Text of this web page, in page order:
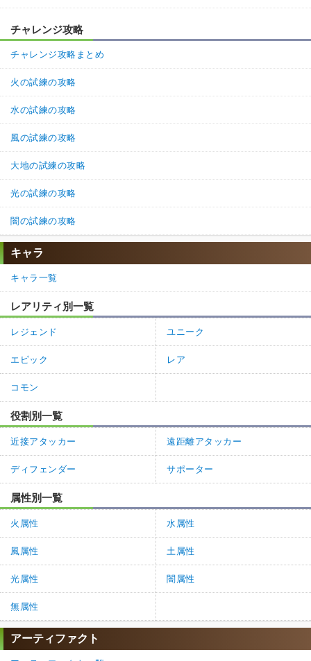
チャレンジ攻略
チャレンジ攻略まとめ
火の試練の攻略
水の試練の攻略
風の試練の攻略
大地の試練の攻略
光の試練の攻略
闇の試練の攻略
キャラ
キャラ一覧
レアリティ別一覧
レジェンド ユニーク
エピック レア
コモン
役割別一覧
近接アタッカー 遠距離アタッカー
ディフェンダー サポーター
属性別一覧
火属性 水属性
風属性 土属性
光属性 闇属性
無属性
アーティファクト